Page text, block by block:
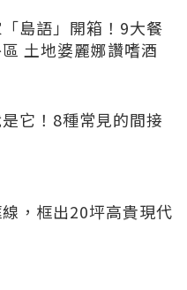
島語」開箱！9大餐
土地婆麗娜讚嗜酒
它！8種常見的間接
，框出20坪高貴現代